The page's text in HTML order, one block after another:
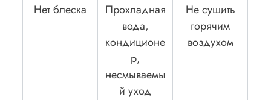
Нет блеска
Прохладная
вода,
кондиционе
р,
несмываемы
й уход
Не сушить
горячим
воздухом